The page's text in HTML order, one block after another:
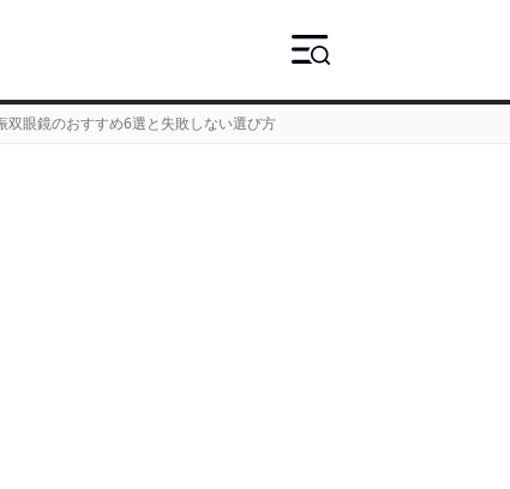
双眼鏡のおすすめ6選と失敗しない選び方